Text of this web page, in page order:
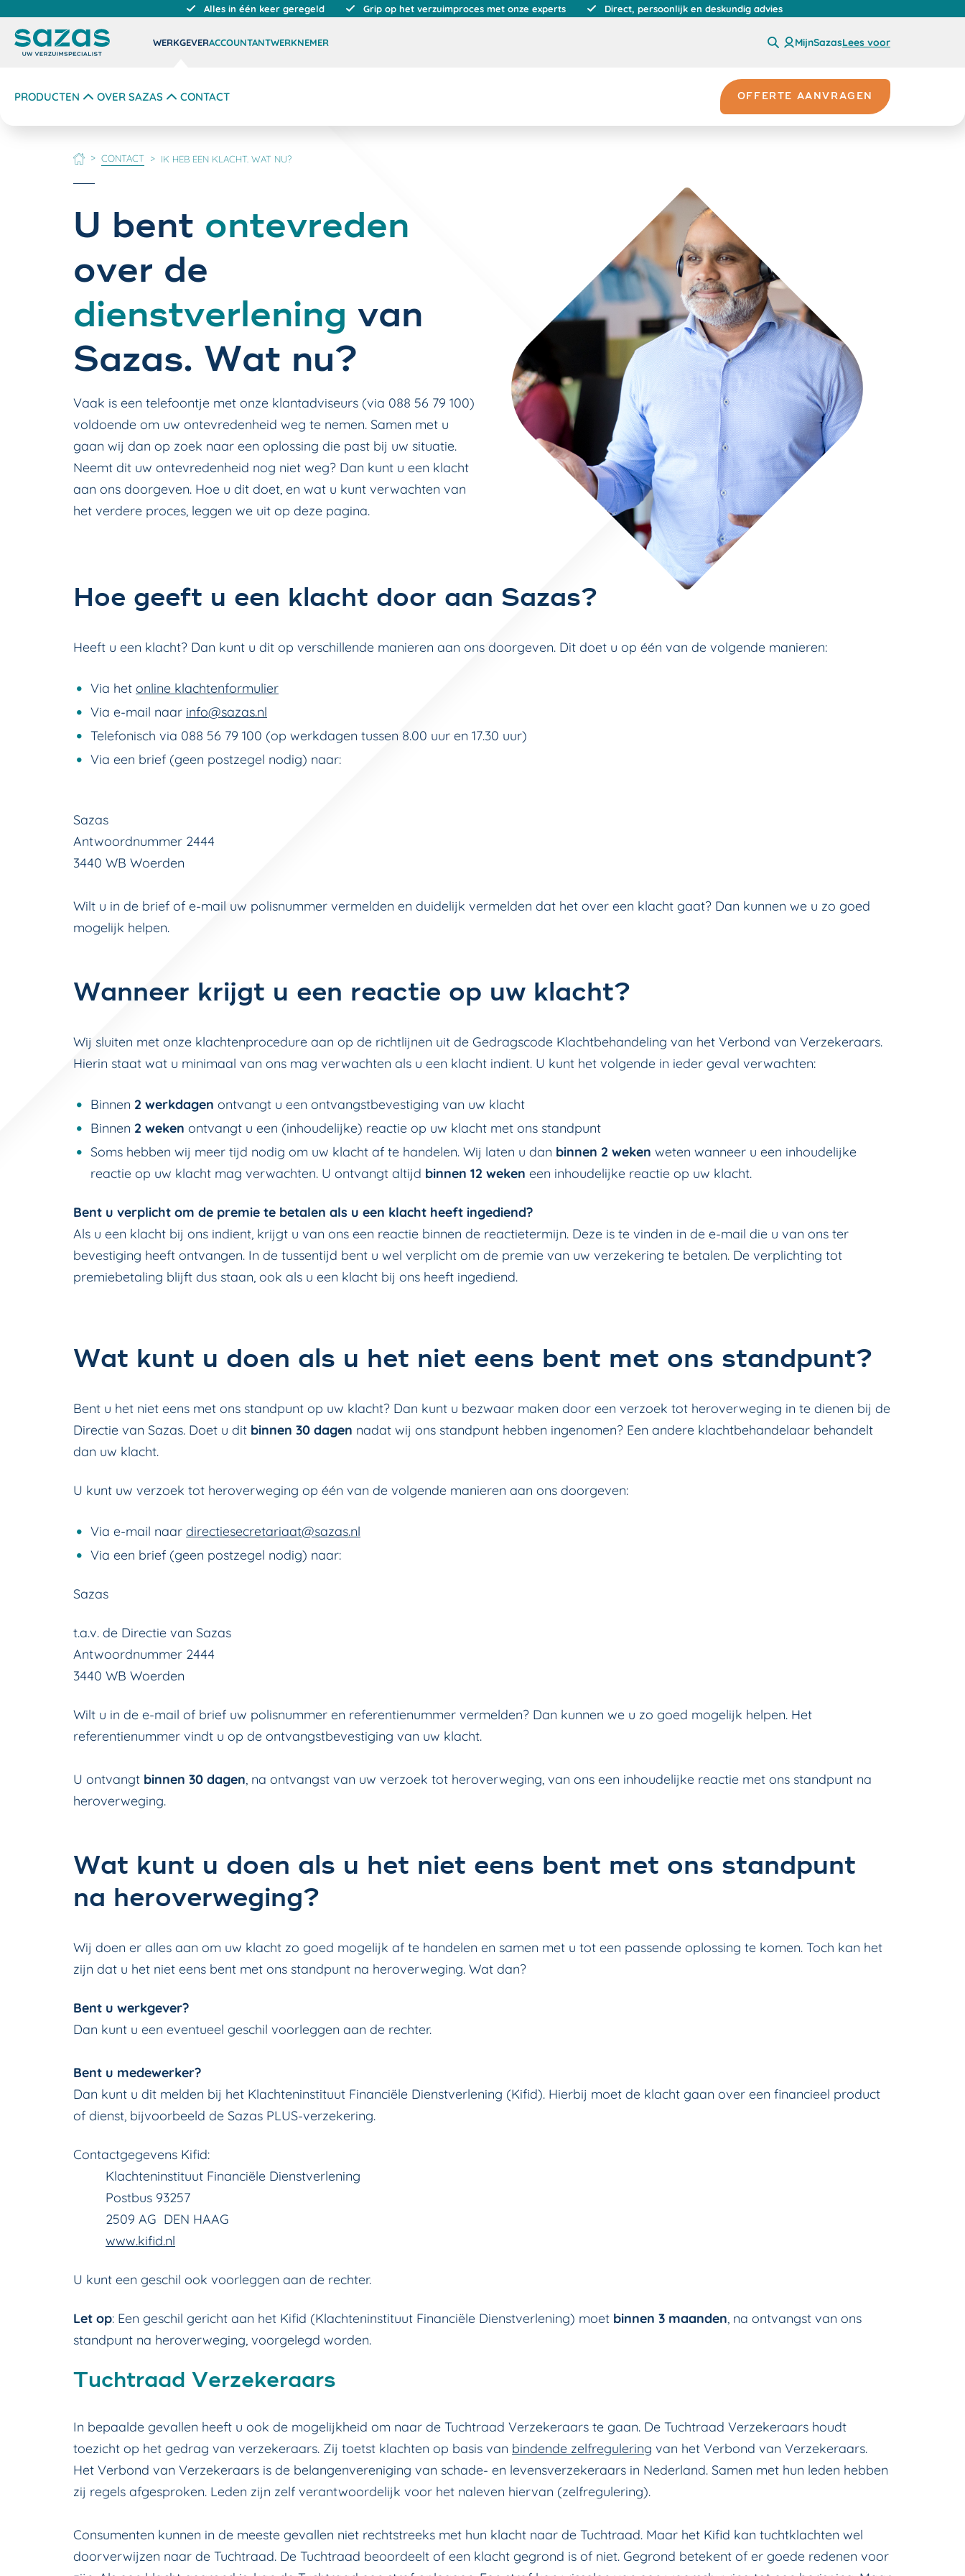
Alles in één keer geregeld Grip op het verzuimproces met onze experts Direct, persoonlijk en deskundig advies
WERKGEVERACCOUNTANTWERKNEMER MijnSazasLees voor
PRODUCTEN OVER SAZAS CONTACT OFFERTE AANVRAGEN
HOME CONTACT IK HEB EEN KLACHT. WAT NU?
U bent ontevreden
over de
dienstverlening van
Sazas. Wat nu?
Vaak is een telefoontje met onze klantadviseurs (via 088 56 79 100)
voldoende om uw ontevredenheid weg te nemen. Samen met u
gaan wij dan op zoek naar een oplossing die past bij uw situatie.
Neemt dit uw ontevredenheid nog niet weg? Dan kunt u een klacht
aan ons doorgeven. Hoe u dit doet, en wat u kunt verwachten van
het verdere proces, leggen we uit op deze pagina.
Hoe geeft u een klacht door aan Sazas?
Heeft u een klacht? Dan kunt u dit op verschillende manieren aan ons doorgeven. Dit doet u op één van de volgende manieren:
Via het online klachtenformulier
Via e-mail naar info@sazas.nl
Telefonisch via 088 56 79 100 (op werkdagen tussen 8.00 uur en 17.30 uur)
Via een brief (geen postzegel nodig) naar:
Sazas
Antwoordnummer 2444
3440 WB Woerden
Wilt u in de brief of e-mail uw polisnummer vermelden en duidelijk vermelden dat het over een klacht gaat? Dan kunnen we u zo goed
mogelijk helpen.
Wanneer krijgt u een reactie op uw klacht?
Wij sluiten met onze klachtenprocedure aan op de richtlijnen uit de Gedragscode Klachtbehandeling van het Verbond van Verzekeraars.
Hierin staat wat u minimaal van ons mag verwachten als u een klacht indient. U kunt het volgende in ieder geval verwachten:
Binnen 2 werkdagen ontvangt u een ontvangstbevestiging van uw klacht
Binnen 2 weken ontvangt u een (inhoudelijke) reactie op uw klacht met ons standpunt
Soms hebben wij meer tijd nodig om uw klacht af te handelen. Wij laten u dan binnen 2 weken weten wanneer u een inhoudelijke
reactie op uw klacht mag verwachten. U ontvangt altijd binnen 12 weken een inhoudelijke reactie op uw klacht.
Bent u verplicht om de premie te betalen als u een klacht heeft ingediend?
Als u een klacht bij ons indient, krijgt u van ons een reactie binnen de reactietermijn. Deze is te vinden in de e-mail die u van ons ter
bevestiging heeft ontvangen. In de tussentijd bent u wel verplicht om de premie van uw verzekering te betalen. De verplichting tot
premiebetaling blijft dus staan, ook als u een klacht bij ons heeft ingediend.
Wat kunt u doen als u het niet eens bent met ons standpunt?
Bent u het niet eens met ons standpunt op uw klacht? Dan kunt u bezwaar maken door een verzoek tot heroverweging in te dienen bij de
Directie van Sazas. Doet u dit binnen 30 dagen nadat wij ons standpunt hebben ingenomen? Een andere klachtbehandelaar behandelt
dan uw klacht.
U kunt uw verzoek tot heroverweging op één van de volgende manieren aan ons doorgeven:
Via e-mail naar directiesecretariaat@sazas.nl
Via een brief (geen postzegel nodig) naar:
Sazas
t.a.v. de Directie van Sazas
Antwoordnummer 2444
3440 WB Woerden
Wilt u in de e-mail of brief uw polisnummer en referentienummer vermelden? Dan kunnen we u zo goed mogelijk helpen. Het
referentienummer vindt u op de ontvangstbevestiging van uw klacht.
U ontvangt binnen 30 dagen , na ontvangst van uw verzoek tot heroverweging, van ons een inhoudelijke reactie met ons standpunt na
heroverweging.
Wat kunt u doen als u het niet eens bent met ons standpunt
na heroverweging?
Wij doen er alles aan om uw klacht zo goed mogelijk af te handelen en samen met u tot een passende oplossing te komen. Toch kan het
zijn dat u het niet eens bent met ons standpunt na heroverweging. Wat dan?
Bent u werkgever?
Dan kunt u een eventueel geschil voorleggen aan de rechter.
Bent u medewerker?
Dan kunt u dit melden bij het Klachteninstituut Financiële Dienstverlening (Kifid). Hierbij moet de klacht gaan over een financieel product
of dienst, bijvoorbeeld de Sazas PLUS-verzekering.
Contactgegevens Kifid:
Klachteninstituut Financiële Dienstverlening
Postbus 93257
2509 AG DEN HAAG
www.kifid.nl
U kunt een geschil ook voorleggen aan de rechter.
Let op: Een geschil gericht aan het Kifid (Klachteninstituut Financiële Dienstverlening) moet binnen 3 maanden , na ontvangst van ons
standpunt na heroverweging, voorgelegd worden.
Tuchtraad Verzekeraars
In bepaalde gevallen heeft u ook de mogelijkheid om naar de Tuchtraad Verzekeraars te gaan. De Tuchtraad Verzekeraars houdt
toezicht op het gedrag van verzekeraars. Zij toetst klachten op basis van bindende zelfregulering van het Verbond van Verzekeraars.
Het Verbond van Verzekeraars is de belangenvereniging van schade- en levensverzekeraars in Nederland. Samen met hun leden hebben
zij regels afgesproken. Leden zijn zelf verantwoordelijk voor het naleven hiervan (zelfregulering).
Consumenten kunnen in de meeste gevallen niet rechtstreeks met hun klacht naar de Tuchtraad. Maar het Kifid kan tuchtklachten wel
doorverwijzen naar de Tuchtraad. De Tuchtraad beoordeelt of een klacht gegrond is of niet. Gegrond betekent of er goede redenen voor